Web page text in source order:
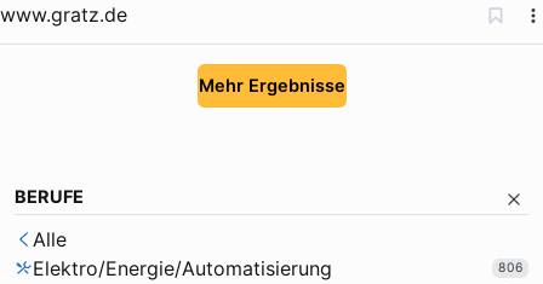
www.gratz.de
Mehr Ergebnisse
BERUFE
Alle
Elektro/Energie/Automatisierung
806